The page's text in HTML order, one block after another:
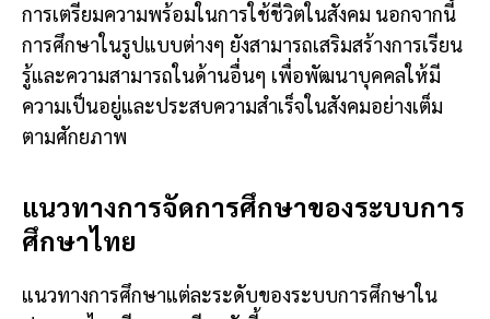
การเตรียมความพร้อมในการใช้ชีวิตในสังคม นอกจากนี้
การศึกษาในรูปแบบต่างๆ ยังสามารถเสริมสร้างการเรียน
รู้และความสามารถในด้านอื่นๆ เพื่อพัฒนาบุคคลให้มี
ความเป็นอยู่และประสบความสำเร็จในสังคมอย่างเต็ม
ตามศักยภาพ
แนวทางการจัดการศึกษาของระบบการ
ศึกษาไทย
แนวทางการศึกษาแต่ละระดับของระบบการศึกษาใน